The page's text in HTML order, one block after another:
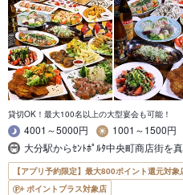
貸切OK！最大100名以上の大型宴会も可能！
4001～5000円
1001～1500円
大分駅からｾﾝﾄﾎﾟﾙﾀ中央町商店街を
【アプリ予約限定】最大800ポイント還元対象
ポイントプラス対象店